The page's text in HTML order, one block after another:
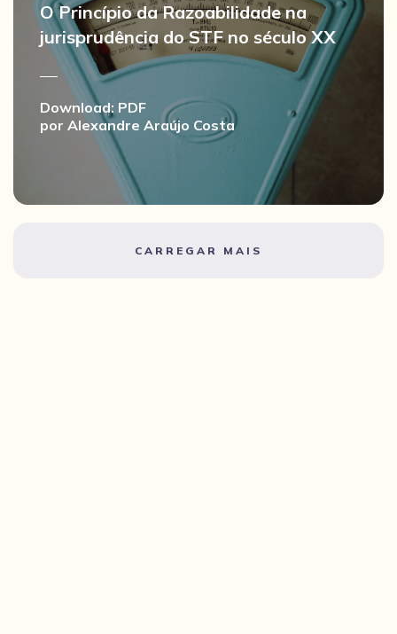
O Princípio da Razoabilidade na
jurisprudência do STF no século XX
Download: PDF
por Alexandre Araújo Costa
CARREGAR MAIS